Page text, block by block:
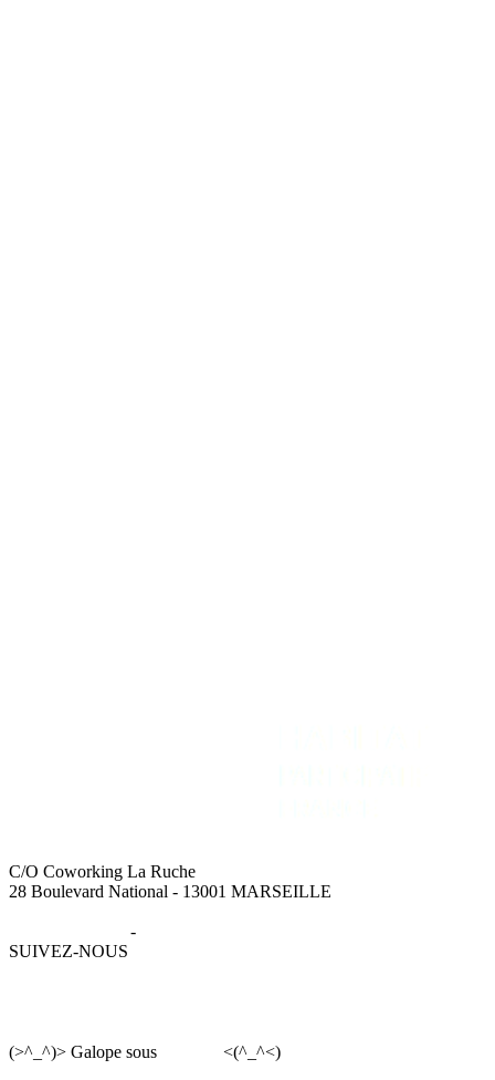
C/O Coworking La Ruche
28 Boulevard National - 13001 MARSEILLE
-
SUIVEZ-NOUS
(>^_^)> Galope sous <(^_^<)